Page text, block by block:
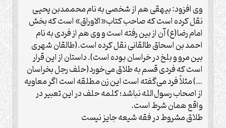
وی افزود: بیهقی هم از شخصی به نام محممدبن یحیی
نقل کرده است که صاحب کتاب«الاوراق» است که بخش
امام رضا(ع) آن از بین رفته است و وی هم از فردی به نام
احمد بن اسحاق طالقانی نقل کرده است.(طالقان شهری
بین مرو و بلخ در خراسان بوده است). داستان از این قرار
است که فردی قسم به طلاق می‌خورد(حلف رجل بخراسان
…) مثلاً فرد می‌گفته است این زن مطلقه است اگر معاویه
از اصحاب رسول‌الله نباشد؛ کلمه حلف در این تعبیر در
واقع همان شرط است.
طلاق مشروط در فقه شیعه جایز نیست